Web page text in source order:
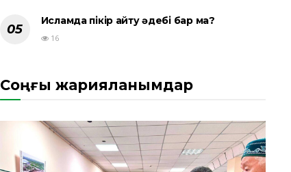
Исламда пікір айту әдебі бар ма?
16
Соңғы жарияланымдар